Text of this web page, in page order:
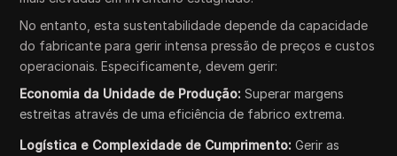
No entanto, esta sustentabilidade depende da capacidade
do fabricante para gerir intensa pressão de preços e custos
operacionais. Especificamente, devem gerir:
Economia da Unidade de Produção: Superar margens
estreitas através de uma eficiência de fabrico extrema.
Logística e Complexidade de Cumprimento: Gerir as